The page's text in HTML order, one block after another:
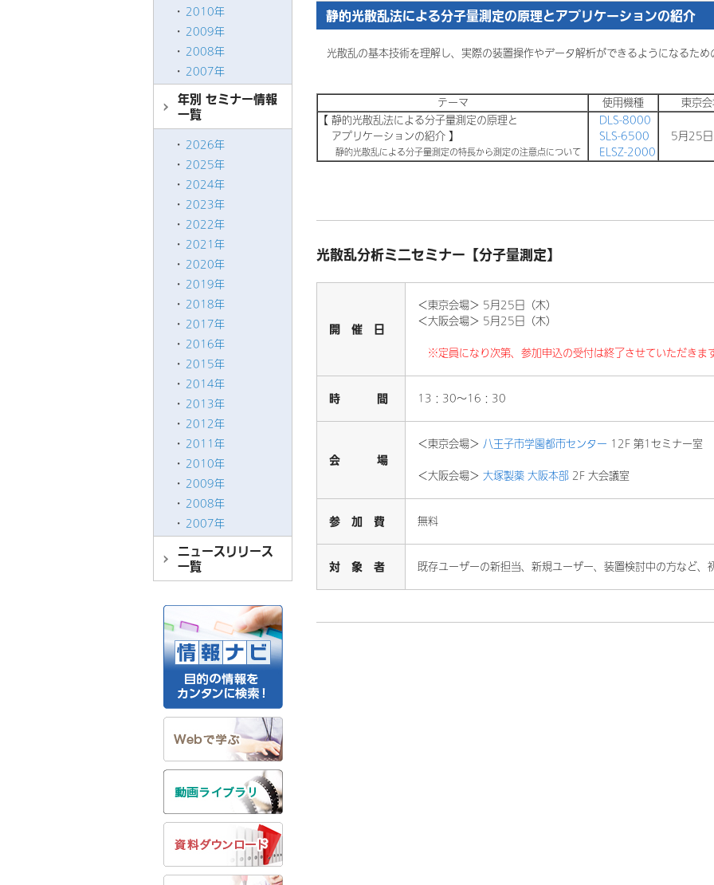
2010年
2009年
2008年
2007年
年別 セミナー情報
一覧
2026年
2025年
2024年
2023年
2022年
2021年
2020年
2019年
2018年
2017年
2016年
2015年
2014年
2013年
2012年
2011年
2010年
2009年
2008年
2007年
ニュースリリース
一覧
静的光散乱法による分子量測定の原理とアプリケーションの紹介
光散乱の基本技術を理解し、実際の装置操作やデータ解析ができるようになるため
テーマ 使用機種 東京
【 静的光散乱法による分子量測定の原理と
アプリケーションの紹介 】
静的光散乱による分子量測定の特長から測定の注意点について
DLS-8000
SLS-6500
ELSZ-2000
5月25日
光散乱分析ミニセミナー【分子量測定】
開 催 日
＜東京会場＞ 5月25日（木）
＜大阪会場＞ 5月25日（木）
※定員になり次第、参加申込の受付は終了させていただきま
時 間 13：30～16：30
会 場
＜東京会場＞ 八王子市学園都市センター 12F 第1セミナー室
＜大阪会場＞ 大塚製薬 大阪本部 2F 大会議室
参 加 費 無料
対 象 者 既存ユーザーの新担当、新規ユーザー、装置検討中の方など、